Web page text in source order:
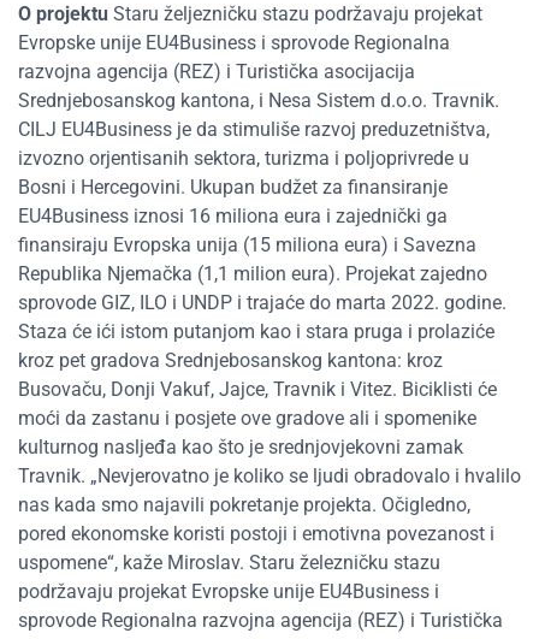
O projektu Staru željezničku stazu podržavaju projekat
Evropske unije EU4Business i sprovode Regionalna
razvojna agencija (REZ) i Turistička asocijacija
Srednjebosanskog kantona, i Nesa Sistem d.o.o. Travnik.
CILJ EU4Business je da stimuliše razvoj preduzetništva,
izvozno orjentisanih sektora, turizma i poljoprivrede u
Bosni i Hercegovini. Ukupan budžet za finansiranje
EU4Business iznosi 16 miliona eura i zajednički ga
finansiraju Evropska unija (15 miliona eura) i Savezna
Republika Njemačka (1,1 milion eura). Projekat zajedno
sprovode GIZ, ILO i UNDP i trajaće do marta 2022. godine.
Staza će ići istom putanjom kao i stara pruga i prolaziće
kroz pet gradova Srednjebosanskog kantona: kroz
Busovaču, Donji Vakuf, Jajce, Travnik i Vitez. Biciklisti će
moći da zastanu i posjete ove gradove ali i spomenike
kulturnog nasljeđa kao što je srednjovjekovni zamak
Travnik. „Nevjerovatno je koliko se ljudi obradovalo i hvalilo
nas kada smo najavili pokretanje projekta. Očigledno,
pored ekonomske koristi postoji i emotivna povezanost i
uspomene“, kaže Miroslav. Staru železničku stazu
podržavaju projekat Evropske unije EU4Business i
sprovode Regionalna razvojna agencija (REZ) i Turistička